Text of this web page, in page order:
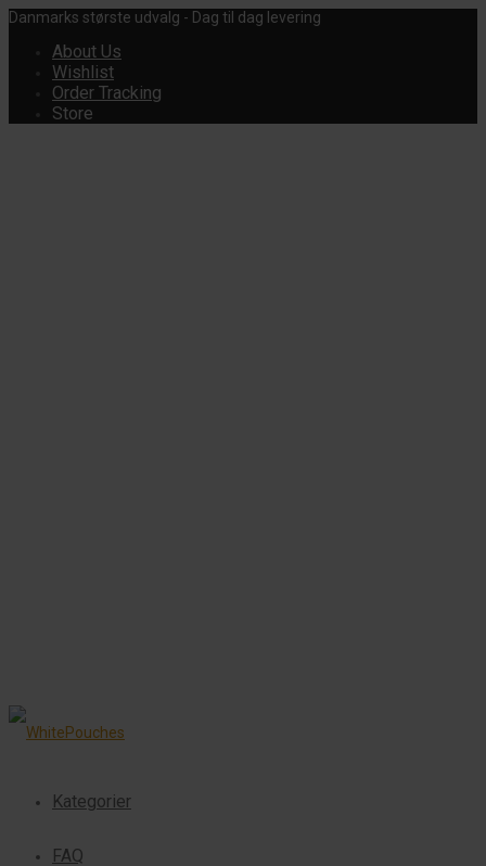
Danmarks største udvalg - Dag til dag levering
About Us
Wishlist
Order Tracking
Store
Kategorier
FAQ